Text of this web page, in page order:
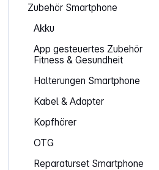
Zubehör Smartphone
Akku
App gesteuertes Zubehör
Fitness & Gesundheit
Halterungen Smartphone
Kabel & Adapter
Kopfhörer
OTG
Reparaturset Smartphone